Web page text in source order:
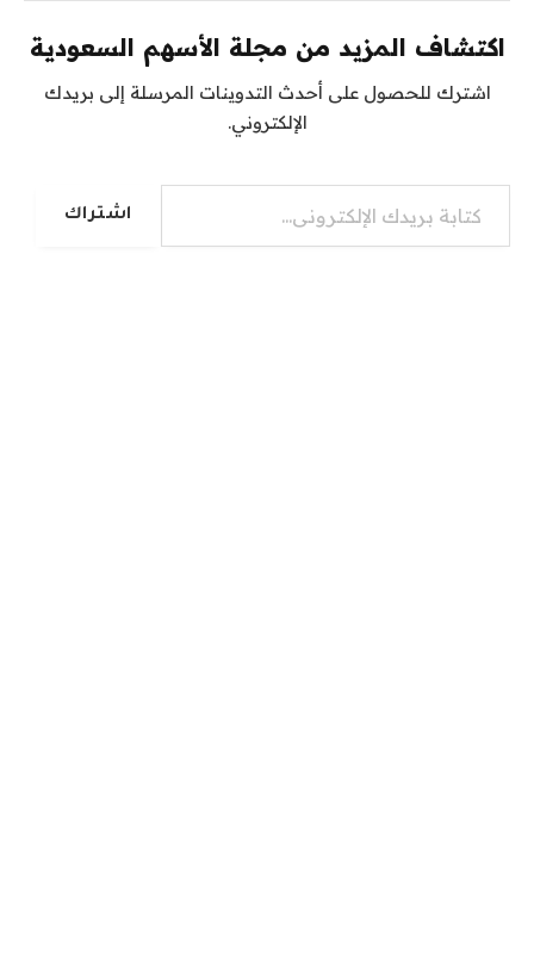
اكتشاف المزيد من مجلة الأسهم السعودية
اشترك للحصول على أحدث التدوينات المرسلة إلى بريدك
الإلكتروني.
كتابة بريدك الإلكتروني...
اشتراك